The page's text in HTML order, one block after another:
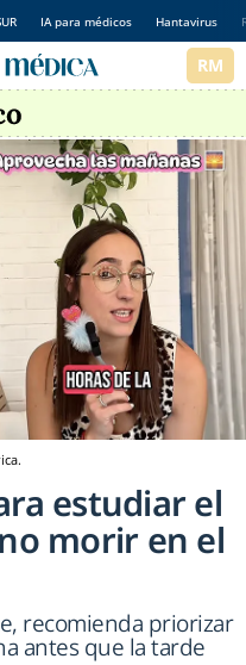
IA para médicos Hantavirus
estudiar el
morir en el
recomienda priorizar
antes que la tarde